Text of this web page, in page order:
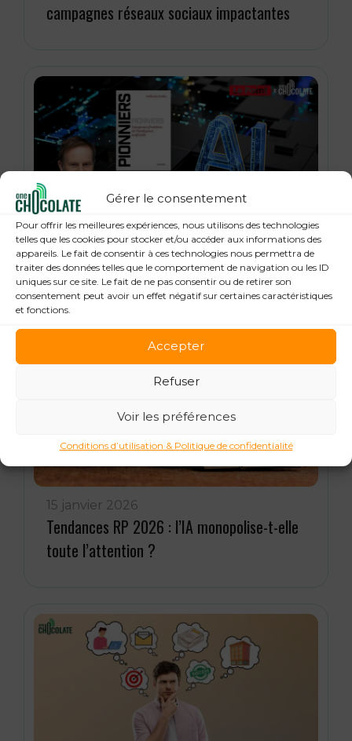
Gérer le consentement
Pour offrir les meilleures expériences, nous utilisons des technologies
telles que les cookies pour stocker et/ou accéder aux informations des
appareils. Le fait de consentir à ces technologies nous permettra de
traiter des données telles que le comportement de navigation ou les ID
uniques sur ce site. Le fait de ne pas consentir ou de retirer son
consentement peut avoir un effet négatif sur certaines caractéristiques
et fonctions.
Accepter
Refuser
Voir les préférences
Conditions d’utilisation & Politique de confidentialité
campagnes réseaux sociaux impactantes
21 janvier 2026
« Pionniers », anatomie des leaders de la
Tech : Guillaume Grallet, Le Point
15 janvier 2026
Tendances RP 2026 : l’IA monopolise-t-elle
toute l’attention ?